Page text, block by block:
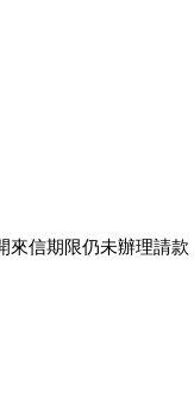
信期限仍未辦理請